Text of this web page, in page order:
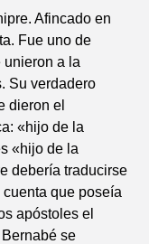
Afincado en
Fue uno de
unieron a la
Su verdadero
dieron el
«hijo de la
«hijo de la
debería traducirse
que poseía
apóstoles el
se